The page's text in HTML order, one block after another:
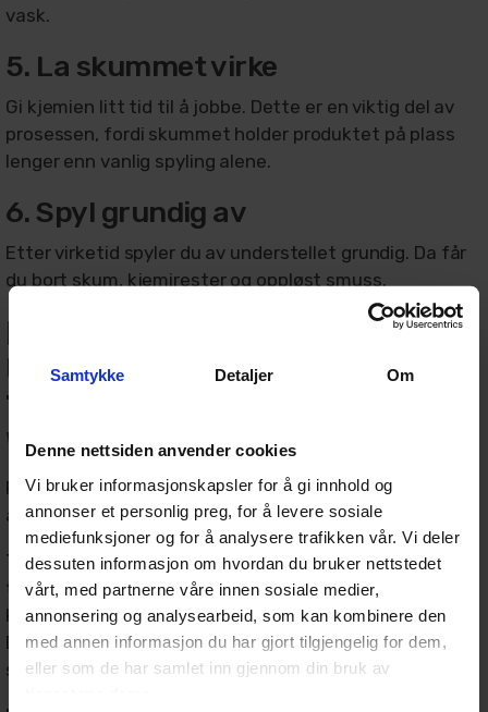
Samtykke Detaljer Om
Denne nettsiden anvender cookies
Vi bruker informasjonskapsler for å gi innhold og
annonser et personlig preg, for å levere sosiale
mediefunksjoner og for å analysere trafikken vår. Vi deler
dessuten informasjon om hvordan du bruker nettstedet
vårt, med partnerne våre innen sosiale medier,
annonsering og analysearbeid, som kan kombinere den
med annen informasjon du har gjort tilgjengelig for dem,
eller som de har samlet inn gjennom din bruk av
vask.
5. La skummet virke
Gi kjemien litt tid til å jobbe. Dette er en viktig del av
prosessen, fordi skummet holder produktet på plass
lenger enn vanlig spyling alene.
6. Spyl grundig av
Etter virketid spyler du av understellet grundig. Da får
du bort skum, kjemirester og oppløst smuss.
Hvordan koble Turisimo
Undercarriage Foamer på
Turisimo Undercarriage
Washer Deluxe
For deg som allerede har en underspyler, er det naturlig
å lure på hvordan foameren brukes sammen med den.
Turisimo Undercarriage Foamer er laget for å kobles
til Turisimo Undercarriage Washer, slik at du enkelt
kan bruke skum og kjemi når du vasker under bilen.
Dette gjør at du kan gå fra vanlig underspyling til
skumlegging uten en komplisert oppkobling.